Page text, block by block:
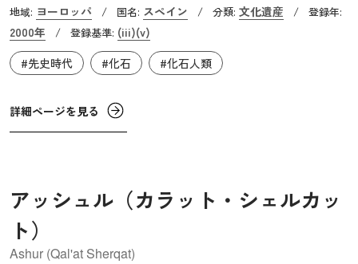
祖先の姿と生活様式を解明する貴重な手掛かりとなり、ア
フリカ系祖先から現生人類への進化の系譜が記録されてい
ます。遺跡群はグラン・ドリーナ地区、シマ・デ・ロス・
他にも、狩猟の場面や幾何学的なモチーフなどが描かれた
絵や彫刻のパネルも見つかっています。化石や遺構の眠る
地域: ヨーロッパ / 国名: スペイン / 分類: 文化遺産 / 登録年:
2000年 / 登録基準: (iii)(v)
#先史時代
#化石 #化石人類
詳細ページを見る
アッシュル（カラット・シェルカッ
ト）
Ashur (Qal'at Sherqat)